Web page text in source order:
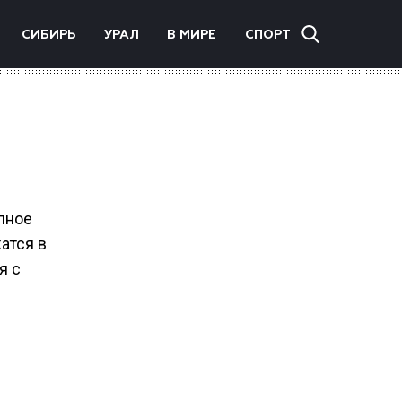
СИБИРЬ УРАЛ В МИРЕ СПОРТ
в
с